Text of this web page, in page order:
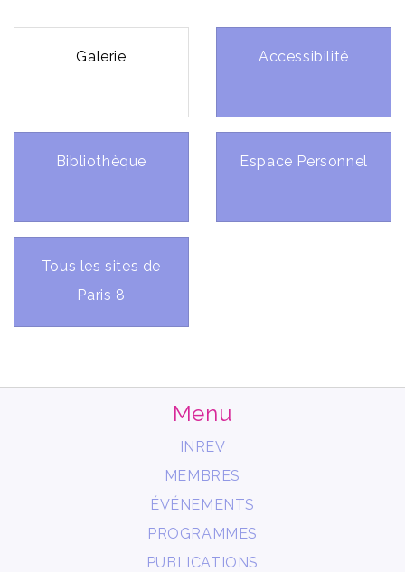
Galerie Accessibilité
Bibliothèque Espace Personnel
Tous les sites de
Paris 8
Menu
INREV
MEMBRES
ÉVÉNEMENTS
PROGRAMMES
PUBLICATIONS